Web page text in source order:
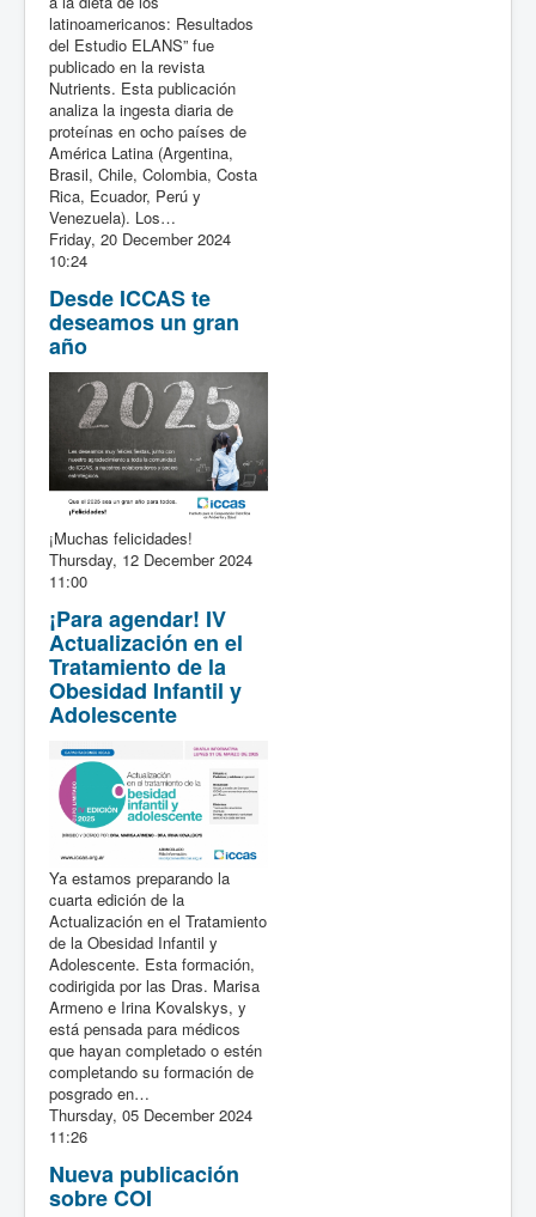
latinoamericanos: Resultados
del Estudio ELANS” fue
publicado en la revista
Nutrients. Esta publicación
analiza la ingesta diaria de
proteínas en ocho países de
América Latina (Argentina,
Brasil, Chile, Colombia, Costa
Rica, Ecuador, Perú y
Venezuela). Los…
Friday, 20 December 2024
10:24
Desde ICCAS te
deseamos un gran
año
¡Muchas felicidades!
Thursday, 12 December 2024
11:00
¡Para agendar! IV
Actualización en el
Tratamiento de la
Obesidad Infantil y
Adolescente
Ya estamos preparando la
cuarta edición de la
Actualización en el Tratamiento
de la Obesidad Infantil y
Adolescente. Esta formación,
codirigida por las Dras. Marisa
Armeno e Irina Kovalskys, y
está pensada para médicos
que hayan completado o estén
completando su formación de
posgrado en…
Thursday, 05 December 2024
11:26
Nueva publicación
sobre COI